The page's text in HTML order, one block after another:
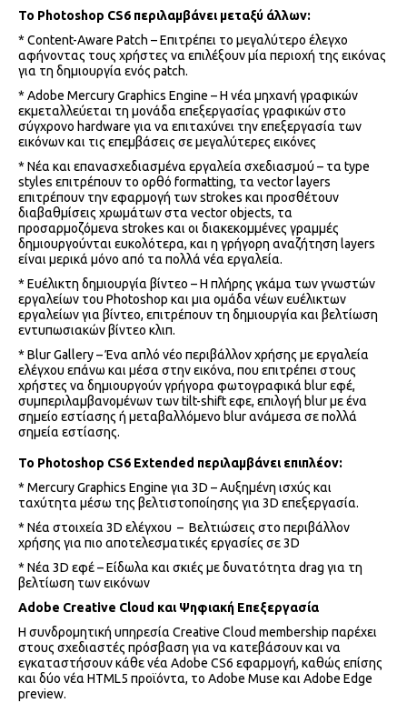
Το Photoshop CS6 περιλαμβάνει μεταξύ άλλων:
* Content-Aware Patch – Επιτρέπει το μεγαλύτερο έλεγχο
αφήνοντας τους χρήστες να επιλέξουν μία περιοχή της εικόνας
για τη δημιουργία ενός patch.
* Adobe Mercury Graphics Engine – Η νέα μηχανή γραφικών
εκμεταλλεύεται τη μονάδα επεξεργασίας γραφικών στο
σύγχρονο hardware για να επιταχύνει την επεξεργασία των
εικόνων και τις επεμβάσεις σε μεγαλύτερες εικόνες
* Νέα και επανασχεδιασμένα εργαλεία σχεδιασμού – τα type
styles επιτρέπουν το ορθό formatting, τα vector layers
επιτρέπουν την εφαρμογή των strokes και προσθέτουν
διαβαθμίσεις χρωμάτων στα vector objects, τα
προσαρμοζόμενα strokes και οι διακεκομμένες γραμμές
δημιουργούνται ευκολότερα, και η γρήγορη αναζήτηση layers
είναι μερικά μόνο από τα πολλά νέα εργαλεία.
* Ευέλικτη δημιουργία βίντεο – Η πλήρης γκάμα των γνωστών
εργαλείων του Photoshop και μια ομάδα νέων ευέλικτων
εργαλείων για βίντεο, επιτρέπουν τη δημιουργία και βελτίωση
εντυπωσιακών βίντεο κλιπ.
* Blur Gallery – Ένα απλό νέο περιβάλλον χρήσης με εργαλεία
ελέγχου επάνω και μέσα στην εικόνα, που επιτρέπει στους
χρήστες να δημιουργούν γρήγορα φωτογραφικά blur εφέ,
συμπεριλαμβανομένων των tilt-shift εφε, επιλογή blur με ένα
σημείο εστίασης ή μεταβαλλόμενο blur ανάμεσα σε πολλά
σημεία εστίασης.
Το Photoshop CS6 Extended περιλαμβάνει επιπλέον:
* Mercury Graphics Engine για 3D – Αυξημένη ισχύς και
ταχύτητα μέσω της βελτιστοποίησης για 3D επεξεργασία.
* Νέα στοιχεία 3D ελέγχου – Βελτιώσεις στο περιβάλλον
χρήσης για πιο αποτελεσματικές εργασίες σε 3D
* Νέα 3D εφέ – Είδωλα και σκιές με δυνατότητα drag για τη
βελτίωση των εικόνων
Adobe Creative Cloud και Ψηφιακή Επεξεργασία
Η συνδρομητική υπηρεσία Creative Cloud membership παρέχει
στους σχεδιαστές πρόσβαση για να κατεβάσουν και να
εγκαταστήσουν κάθε νέα Adobe CS6 εφαρμογή, καθώς επίσης
και δύο νέα HTML5 προϊόντα, το Adobe Muse και Adobe Edge
preview.